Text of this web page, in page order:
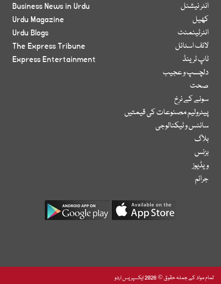
انٹر نیشنل
کھیل
انٹرٹینمنٹ
لائف اسٹائل
ٹاپ ٹرینڈ
دلچسپ و عجیب
صحت
سونے کے نرخ
پیٹرولیم مصنوعات کی قیمتیں
سائنس و ٹیکنالوجی
بلاگ
بزنس
ویڈیوز
جرائم
Business News in Urdu
Urdu Magazine
Urdu Blogs
The Express Tribune
Express Entertainment
تمام مواد کے جملہ حقوق © 2026 ایکسپریس اردو